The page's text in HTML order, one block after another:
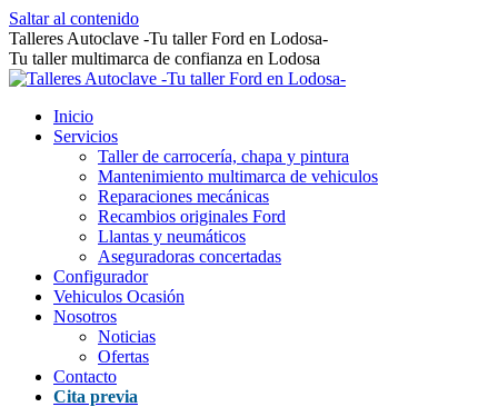
Saltar al contenido
Talleres Autoclave -Tu taller Ford en Lodosa-
Tu taller multimarca de confianza en Lodosa
Inicio
Servicios
Taller de carrocería, chapa y pintura
Mantenimiento multimarca de vehiculos
Reparaciones mecánicas
Recambios originales Ford
Llantas y neumáticos
Aseguradoras concertadas
Configurador
Vehiculos Ocasión
Nosotros
Noticias
Ofertas
Contacto
Cita previa